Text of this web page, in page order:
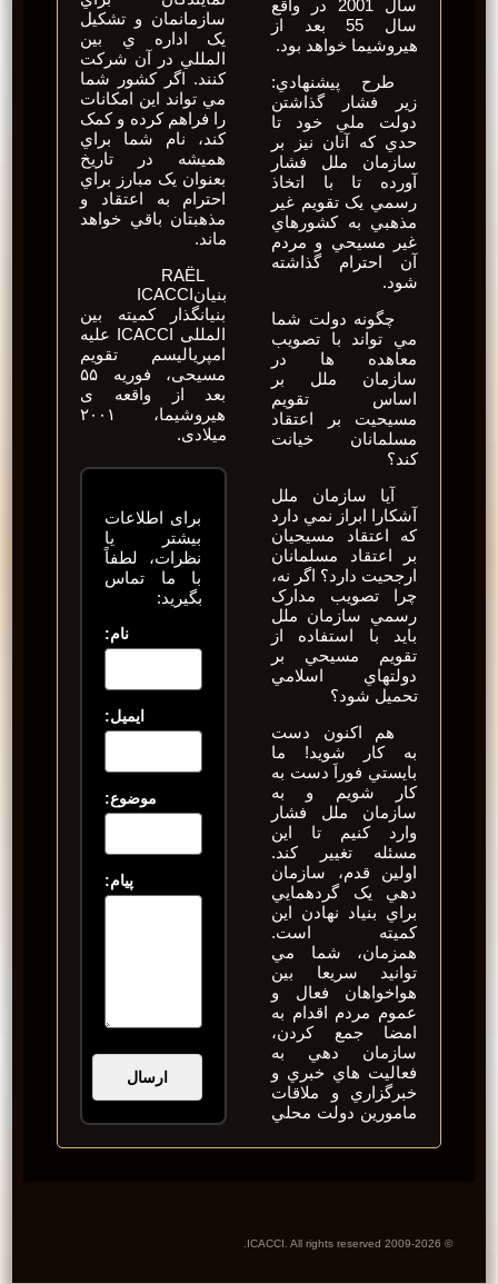
سال 2001 در واقع
سال 55 بعد از
هيروشيما خواهد بود.
طرح پيشنهادي:
زير فشار گذاشتن
دولت ملي خود تا
حدي که آنان نيز بر
سازمان ملل فشار
آورده تا با اتخاذ
رسمي يک تقويم غير
مذهبي به کشورهاي
غير مسيحي و مردم
آن احترام گذاشته
چگونه دولت شما
مي تواند با تصويب
معاهده ها در
سازمان ملل بر
اساس تقويم
مسيحيت بر اعتقاد
مسلمانان خيانت
آيا سازمان ملل
آشکارا ابراز نمي دارد
که اعتقاد مسيحيان
بر اعتقاد مسلمانان
ارجحيت دارد؟ اگر نه،
چرا تصويب مدارک
رسمي سازمان ملل
بايد با استفاده از
تقويم مسيحي بر
دولتهاي اسلامي
تحميل شود؟
هم اکنون دست
به کار شويد! ما
بايستي فوراَ دست به
کار شويم و به
سازمان ملل فشار
وارد کنيم تا اين
مسئله تغيير کند.
اولين قدم، سازمان
دهي يک گردهمايي
براي بنياد نهادن اين
کميته است.
همزمان، شما مي
توانيد سريعا بين
هواخواهان فعال و
عموم مردم اقدام به
امضا جمع کردن،
سازمان دهي به
فعاليت هاي خبري و
خبرگزاري و ملاقات
مامورين دولت محلي
سازمانمان و تشکيل
يک اداره ي بين
المللي در آن شرکت
کنند. اگر کشور شما
مي تواند اين امکانات
را فراهم کرده و کمک
کند، نام شما براي
هميشه در تاريخ
بعنوان يک مبارز براي
احترام به اعتقاد و
مذهبتان باقي خواهد
RAËL
بنیانICACCI
بنیانگذار کمیته بین
المللی ICACCI علیه
امپریالیسم تقویم
مسیحی، فوریه ۵۵
بعد از واقعه ی
هیروشیما، ۲۰۰۱
میلادی.
برای اطلاعات
بیشتر یا
نظرات، لطفاً
با ما تماس
بگیرید:
موضوع: